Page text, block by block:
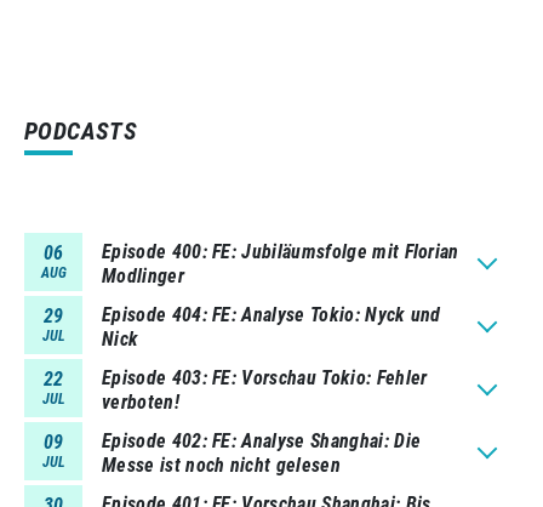
PODCASTS
06
AUG
Episode 400 FE: Jubiläumsfolge mit Florian
Modlinger
29
JUL
Episode 404 FE: Analyse Tokio: Nyck und
Nick
22
JUL
Episode 403 FE: Vorschau Tokio: Fehler
verboten!
09
JUL
Episode 402 FE: Analyse Shanghai: Die
Messe ist noch nicht gelesen